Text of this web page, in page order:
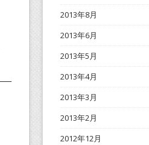
2013年8月
2013年6月
2013年5月
2013年4月
2013年3月
2013年2月
2012年12月